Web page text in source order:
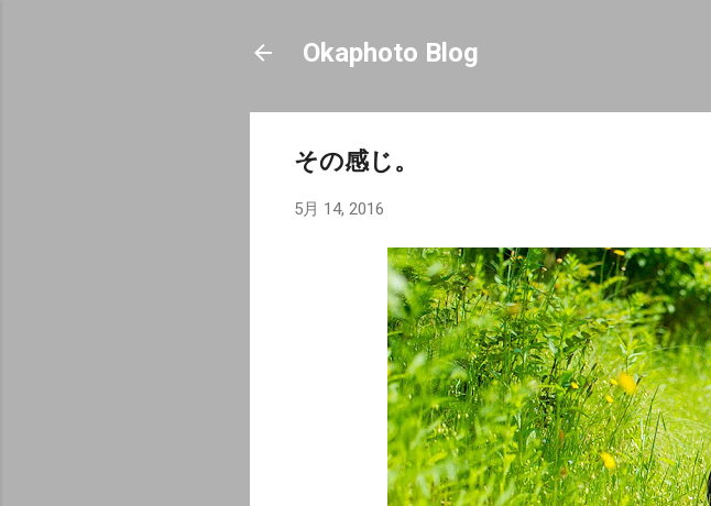
Okaphoto Blog
その感じ。
5月 14, 2016